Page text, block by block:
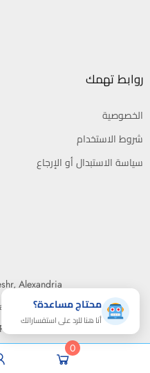
روابط تهمك
الخصوصية
شروط الاستخدام
سياسة الاستبدال أو الإرجاع
Alexandria
Ebeid St., Nasr City, Cairo
Somouha, Alexandria
0
محتاج مساعدة؟
أنا هنا للرد على استفساراتك